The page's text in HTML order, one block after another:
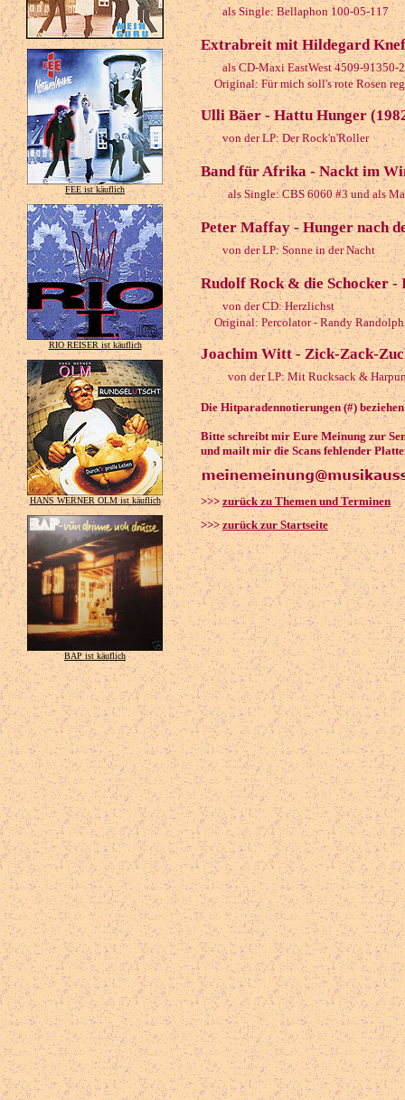
FEE ist käuflich
RIO REISER ist käuflich
HANS WERNER OLM ist käuflich
BAP ist käuflich
als Single: Bellaphon 100-05-117
Extrabreit mit Hildegard
als CD-Maxi EastWest 4509-
Original: Für mich soll's rote Rosen
Ulli Bäer - Hattu Hunger
von der LP: Der Rock'n'Roller
Band für Afrika - Nackt im
als Single: CBS 6060 #3 und als
Peter Maffay - Hunger nach
von der LP: Sonne in der Nacht
Rudolf Rock & die Schocker -
von der CD: Herzlichst
Original: Percolator - Randy Randolph
Joachim Witt - Zick-Zack-
von der LP: Mit Rucksack &
Die Hitparadennotierungen (#)
Bitte schreibt mir Eure Meinung zur
und mailt mir die Scans fehlender
>>>zurück zu Themen und Terminen
>>> zurück zur Startseite